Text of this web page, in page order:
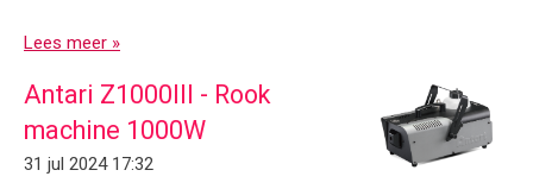
Lees meer »
Antari Z1000III - Rook
machine 1000W
31 jul 2024 17:32